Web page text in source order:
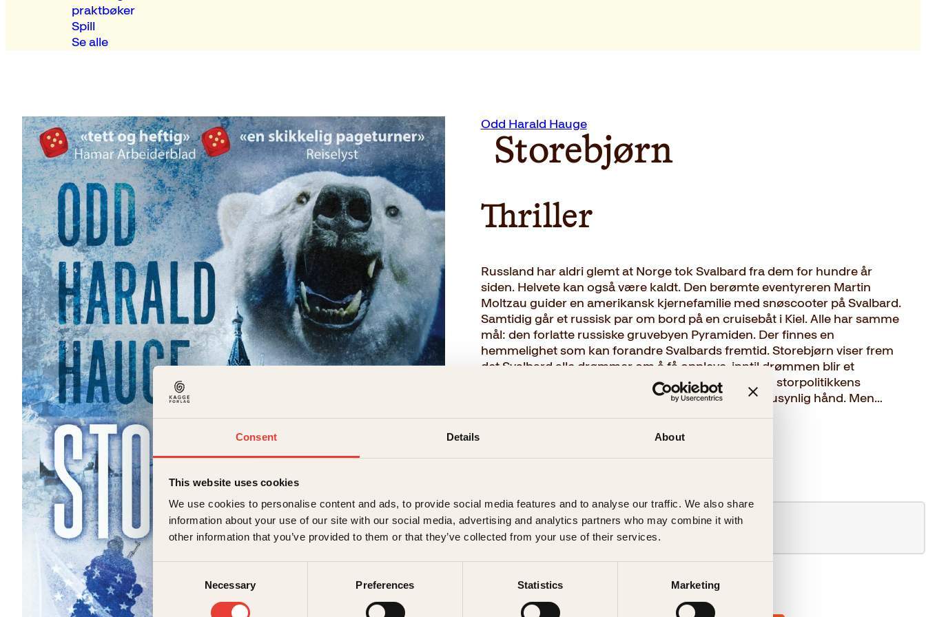
Consent Details About
This website uses cookies
We use cookies to personalise content and ads, to provide social media features and to analyse our traffic. We also share
information about your use of our site with our social media, advertising and analytics partners who may combine it with
other information that you’ve provided to them or that they’ve collected from your use of their services.
Necessary Preferences Statistics Marketing
praktbøker
Spill
Se alle
Odd Harald Hauge
Storebjørn
Thriller
Russland har aldri glemt at Norge tok Svalbard fra dem for hundre år
siden. Helvete kan også være kaldt. Den berømte eventyreren Martin
Moltzau guider en amerikansk kjernefamilie med snøscooter på Svalbard.
Samtidig går et russisk par om bord på en cruisebåt i Kiel. Alle har samme
mål: den forlatte russiske gruvebyen Pyramiden. Der finnes en
hemmelighet som kan forandre Svalbards fremtid. Storebjørn viser frem
det Svalbard alle drømmer om å få oppleve, inntil drømmen blir et
mareritt. Det er en historie om bedrag, forræderi og storpolitikkens
nådeløse logikk, som gjør alle til brikker, styrt av en usynlig hånd. Men…
Pocket
199kr